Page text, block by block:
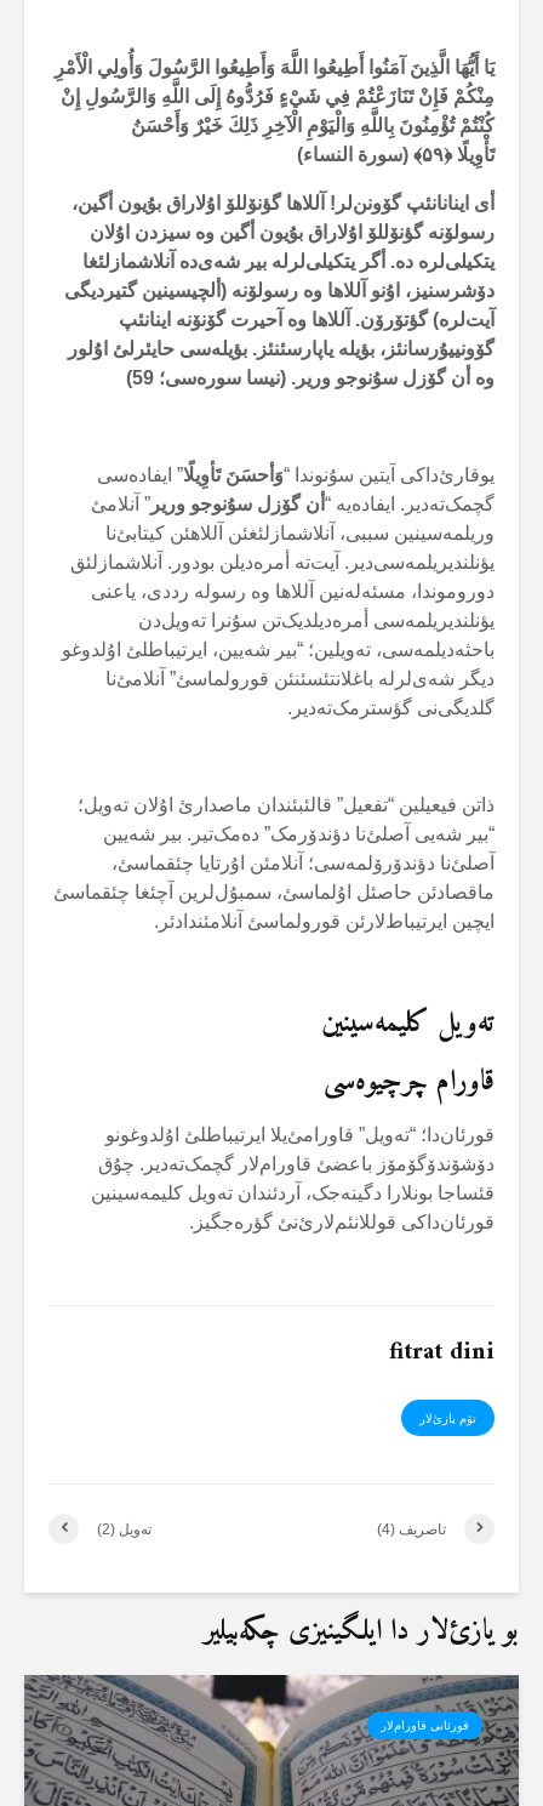
يَا أَيُّهَا الَّذِينَ آمَنُوا أَطِيعُوا اللَّهَ وَأَطِيعُوا الرَّسُولَ وَأُولِي الْأَمْرِ
مِنْكُمْ فَإِنْ تَنَازَعْتُمْ فِي شَيْءٍ فَرُدُّوهُ إِلَى اللَّهِ وَالرَّسُولِ إِنْ
كُنْتُمْ تُؤْمِنُونَ بِاللَّهِ وَالْيَوْمِ الْآخِرِ ذَلِكَ خَيْرٌ وَأَحْسَنُ
تَأْوِيلًا ﴿۵۹﴾ (سورة النساء)
أی اینانانئپ گۆونن‌لر! آللاها گؤنۆللۆ اۇلاراق بۇیون أگین،
رسولۆنە گؤنۆللۆ اۇلاراق بۇیون أگین وە سیزدن اۇلان
یتکیلی‌لرە دە. أگر یتکیلی‌لرلە بیر شەی‌دە آنلاشمازلئغا
دۆشرسنیز، اۇنو آللاها وە رسولۆنە (ألچیسینین گتیردیگی
آیت‌لرە) گؤتۆرۆن. آللاها وە آحیرت گۆنۆنە اینانئپ
گۆونییۇرسانئز، بؤیلە یاپارسئنئز. بؤیلەسی حایئرلئ اۇلور
وە أن گۆزل سۇنوجو وریر. (نیسا سورەسی؛ 59)
یوقارئ‌داکی آیتین سۇنوندا “وَأحسَنَ تَأوِیلًا” ایفادەسی
گچمک‌تەدیر. ایفادەیە “ أن گۆزل سۇنوجو وریر ” آنلامئ
وریلمەسینین سببی، آنلاشمازلئغئن آللاهئن کیتابئ‌نا
یؤنلندیریلمەسی‌دیر. آیت‌تە أمرەدیلن بودور. آنلاشمازلئق
دوروموندا، مسئەلەنین آللاها وە رسولە رددی، یاعنی
یؤنلندیریلمەسی أمرەدیلدیک‌تن سۇنرا تەویل‌دن
باحثەدیلمەسی، تەویلین؛ “بیر شەیین، ایرتیباطلئ اۇلدوغو
دیگر شەی‌لرلە باغلانتئسئنئن قورولماسئ” آنلامئ‌نا
گلدیگی‌نی گؤسترمک‌تەدیر.
ذاتن فیعیلین “تفعیل” قالئبئندان ماصدارئ اۇلان تەویل؛
“بیر شەیی آصلئ‌نا دؤندۆرمک” دەمک‌تیر. بیر شەیین
آصلئ‌نا دؤندۆرۆلمەسی؛ آنلامئن اۇرتایا چئقماسئ،
ماقصادئن حاصئل اۇلماسئ، سمبۇل‌لرین آچئغا چئقماسئ
ایچین ایرتیباط‌لارئن قورولماسئ آنلامئندادئر.
تەویل کلیمەسینین
قاورام چرچیوەسی
قورئان‌دا؛ “تەویل” قاورامئ‌یلا ایرتیباطلئ اۇلدوغونو
دۆشۆندۆگۆمۆز باعضئ قاورام‌لار گچمک‌تەدیر. چۇق
قئساجا بونلارا دگینەجک، آردئندان تەویل کلیمەسینین
قورئان‌داکی قوللانئم‌لارئ‌نئ گؤرەجگیز.
fitrat dini
تۆم یازئ‌لار
تەویل (2) تاصریف (4)
بو یازئ‌لار دا ایلگینیزی چکەبیلیر
قورئانی قاورام‌لار